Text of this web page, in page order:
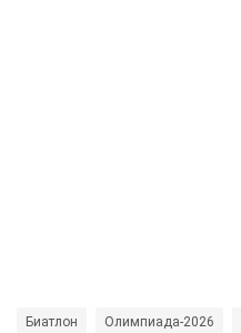
Биатлон Олимпиада-2026